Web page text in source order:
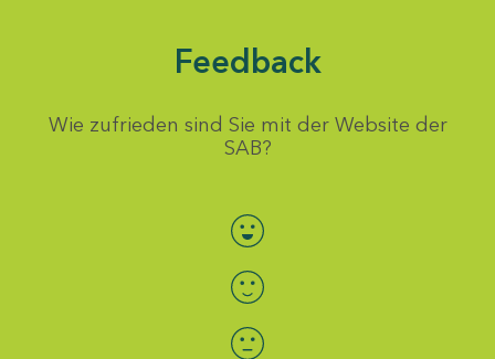
Feedback
Wie zufrieden sind Sie mit der Website der
SAB?
Bewertung auswählen